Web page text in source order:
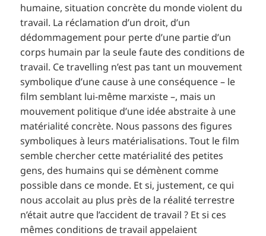
humaine, situation concrète du monde violent du
travail. La réclamation d’un droit, d’un
dédommagement pour perte d’une partie d’un
corps humain par la seule faute des conditions de
travail. Ce travelling n’est pas tant un mouvement
symbolique d’une cause à une conséquence – le
film semblant lui-même marxiste –, mais un
mouvement politique d’une idée abstraite à une
matérialité concrète. Nous passons des figures
symboliques à leurs matérialisations. Tout le film
semble chercher cette matérialité des petites
gens, des humains qui se démènent comme
possible dans ce monde. Et si, justement, ce qui
nous accolait au plus près de la réalité terrestre
n’était autre que l’accident de travail ? Et si ces
mêmes conditions de travail appelaient